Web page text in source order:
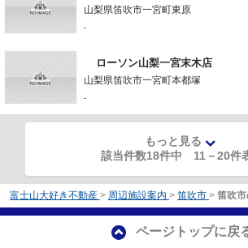
山梨県笛吹市一宮町東原
-
ローソン山梨一宮末木店
山梨県笛吹市一宮町本都塚
-
もっと見る
該当件数18件中 11 －20件
富士山大好き不動産 > 周辺施設案内 > 笛吹市 > 笛吹
ページトップに戻